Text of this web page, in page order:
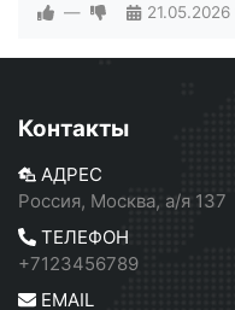
— 21.05.2026
Контакты
АДРЕС
Россия, Москва, а/я 137
ТЕЛЕФОН
+7123456789
EMAIL